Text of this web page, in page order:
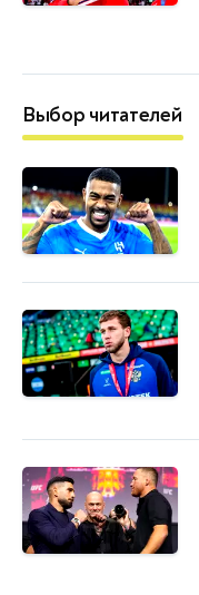
Выбор читателей